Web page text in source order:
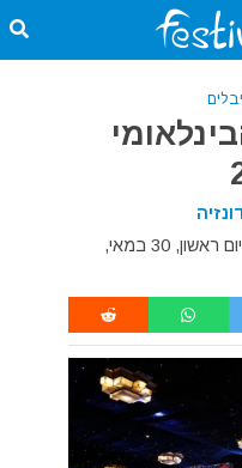
יום שישי, 28 במאי, 2027 - יום ראשון, 30 במאי,